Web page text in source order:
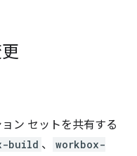
ン セットを共有する
build 、
workbox-